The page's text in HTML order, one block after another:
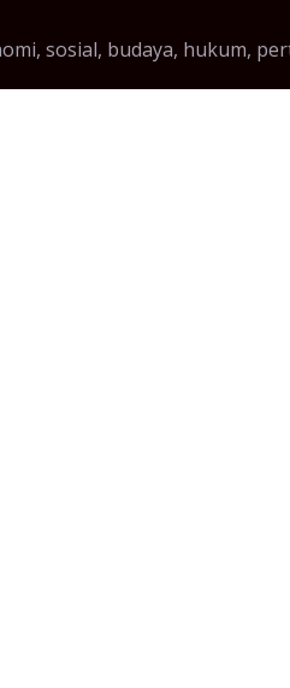
sosial, budaya, hukum,